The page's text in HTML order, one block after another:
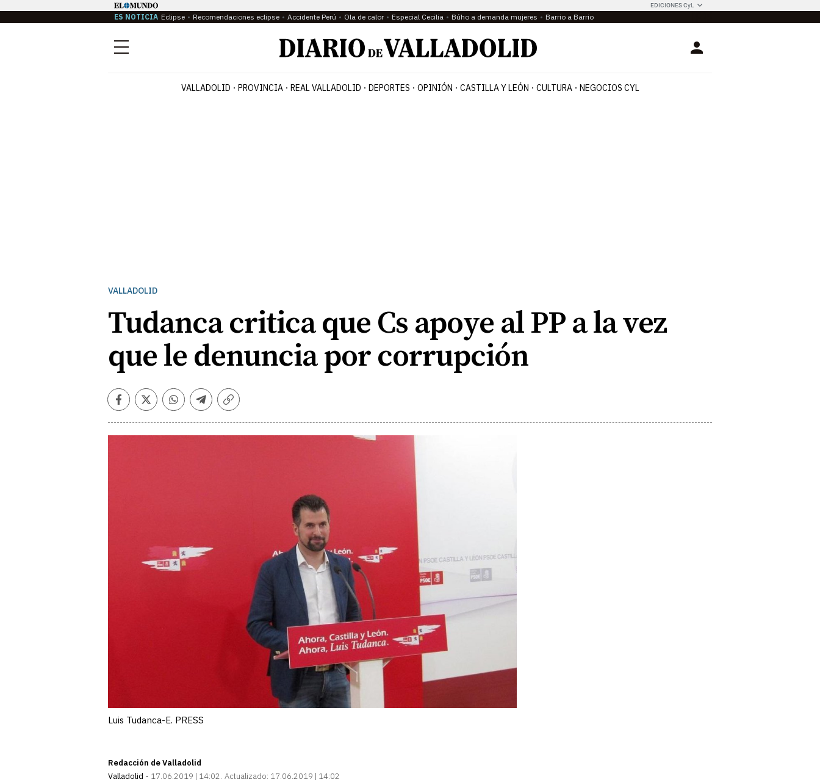
EDICIONES CyL
ES NOTICIA Eclipse Recomendaciones eclipse Accidente Perú Ola de calor Especial Cecilia Búho a demanda mujeres Barrio a Barrio
Menú Login
VALLADOLID PROVINCIA REAL VALLADOLID DEPORTES OPINIÓN CASTILLA Y LEÓN CULTURA NEGOCIOS CYL
VALLADOLID
Tudanca critica que Cs apoye al PP a la vez
que le denuncia por corrupción
Facebook
TwitterWhatsapp
Telegram
Copiar
Luis Tudanca-E. PRESS
Redacción de Valladolid
Valladolid
17.06.2019 | 14:02 Actualizado: 17.06.2019 | 14:02